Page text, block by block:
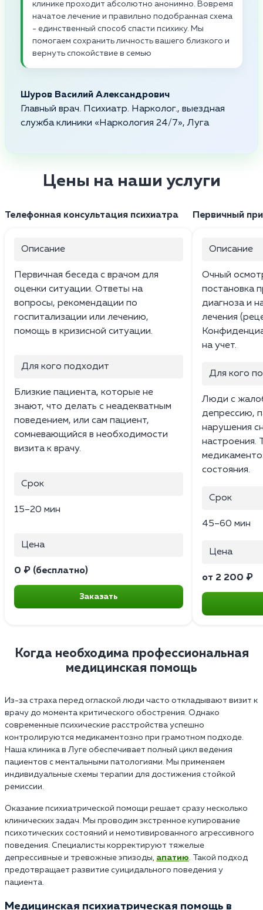
клинике проходит абсолютно анонимно. Вовремя
начатое лечение и правильно подобранная схема
- единственный способ спасти психику. Мы
помогаем сохранить личность вашего близкого и
вернуть спокойствие в семью
Шуров Василий Александрович
Главный врач. Психиатр. Нарколог., выездная
служба клиники «Наркология 24/7», Луга
Цены на наши услуги
Телефонная консультация психиатра
Описание
Первичная беседа с врачом для
оценки ситуации. Ответы на
вопросы, рекомендации по
госпитализации или лечению,
помощь в кризисной ситуации.
Для кого подходит
Близкие пациента, которые не
знают, что делать с неадекватным
поведением, или сам пациент,
сомневающийся в необходимости
визита к врачу.
Срок
15–20 мин
Цена
0 ₽ (бесплатно)
Заказать
Первичный
Описание
Очный
постановка
диагноза и
лечения
на учет.
Для кого
Люди с
депрессию,
нарушения
настроения.
состояния.
Срок
45–60 мин
Цена
от 2 200 ₽
Когда необходима профессиональная
медицинская помощь
Из-за страха перед оглаской люди часто откладывают визит к
врачу до момента критического обострения. Однако
современные психические расстройства успешно
контролируются медикаментозно при грамотном подходе.
Наша клиника в Луге обеспечивает полный цикл ведения
пациентов с ментальными патологиями. Мы применяем
индивидуальные схемы терапии для достижения стойкой
ремиссии.
Оказание психиатрической помощи решает сразу несколько
клинических задач. Мы проводим экстренное купирование
психотических состояний и немотивированного агрессивного
поведения. Специалисты корректируют тяжелые
депрессивные и тревожные эпизоды, апатию. Такой подход
предотвращает развитие суицидального поведения у
пациента.
Медицинская психиатрическая помощь в